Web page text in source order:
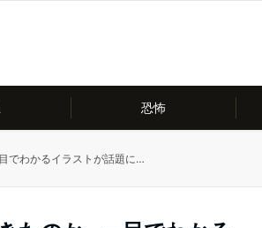
恐怖
でわかるイラストが話題に…